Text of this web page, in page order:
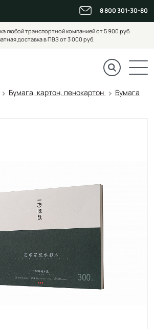
8 800 301-30-80
любой транспортной компанией от 5 900 руб.
доставка в ПВЗ от 3 000 руб.
Бумага, картон, пенокартон
Бумага